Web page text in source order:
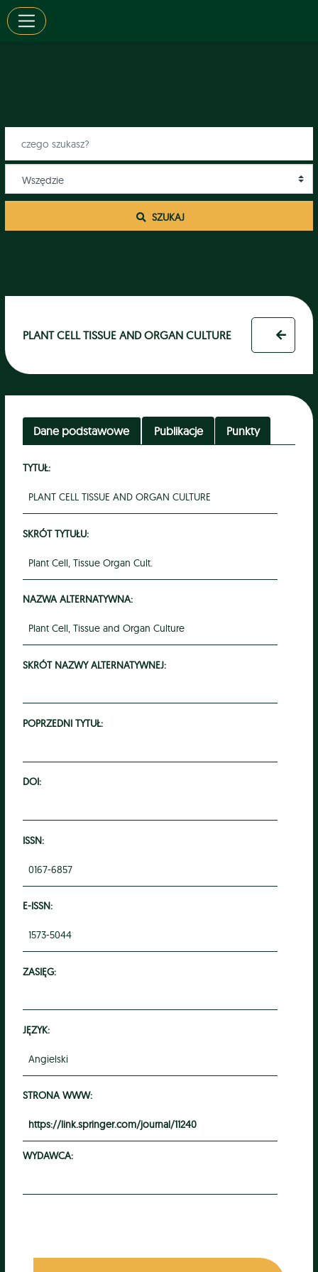
SZUKAJ
PLANT CELL TISSUE AND ORGAN CULTURE
Dane podstawowe Publikacje Punkty
TYTUŁ:
PLANT CELL TISSUE AND ORGAN CULTURE
SKRÓT TYTUŁU:
Plant Cell, Tissue Organ Cult.
NAZWA ALTERNATYWNA:
Plant Cell, Tissue and Organ Culture
SKRÓT NAZWY ALTERNATYWNEJ:
POPRZEDNI TYTUŁ:
DOI:
ISSN:
0167-6857
E-ISSN:
1573-5044
ZASIĘG:
JĘZYK:
Angielski
STRONA WWW:
https://link.springer.com/journal/11240
WYDAWCA: